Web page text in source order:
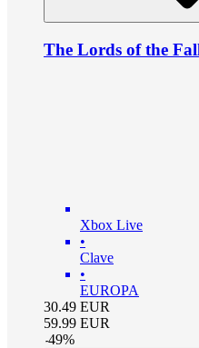
The Lords of the
Xbox Live
•
Clave
•
EUROPA
30.49 EUR
59.99 EUR
-49%